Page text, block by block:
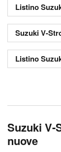
Listino
Suzuki V-
Listino
Suzuki V-
nuove